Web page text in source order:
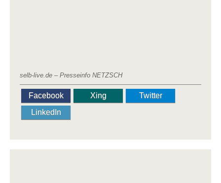
selb-live.de – Presseinfo NETZSCH
Facebook Xing
Twitter
LinkedIn